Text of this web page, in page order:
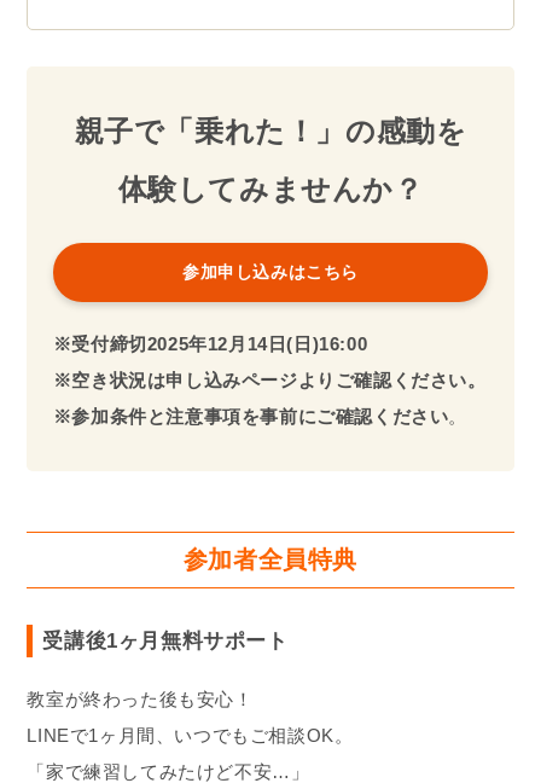
親子で「乗れた！」の感動を
体験してみませんか？
参加申し込みはこちら
※受付締切2025年12月14日(日)16:00
※空き状況は申し込みページよりご確認ください。
※参加条件と注意事項を事前にご確認ください。
参加者全員特典
受講後1ヶ月無料サポート
教室が終わった後も安心！
LINEで1ヶ月間、いつでもご相談OK。
「家で練習してみたけど不安…」